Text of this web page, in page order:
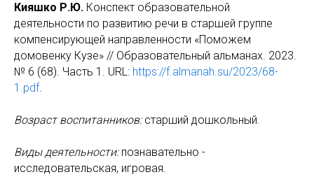
Кияшко Р.Ю. Конспект образовательной
деятельности по развитию речи в старшей группе
компенсирующей направленности «Поможем
домовенку Кузе» // Образовательный альманах. 2023.
№ 6 (68). Часть 1. URL: https://f.almanah.su/2023/68-
1.pdf.
Возраст воспитанников:старший дошкольный.
Виды деятельности:познавательно -
исследовательская, игровая.